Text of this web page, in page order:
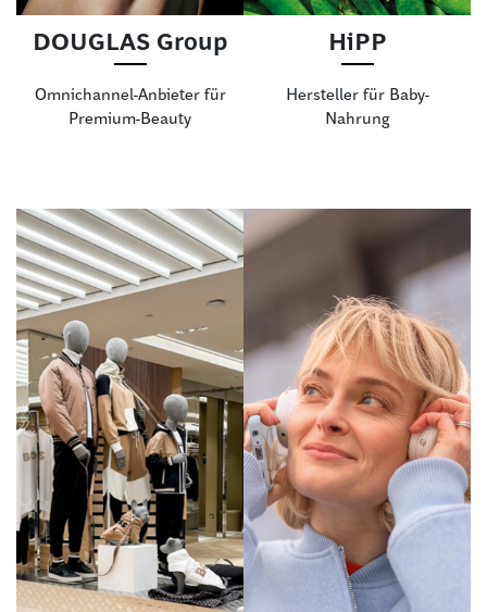
DOUGLAS Group
Omnichannel-Anbieter für
Premium-Beauty
HiPP
Hersteller für Baby-
Nahrung